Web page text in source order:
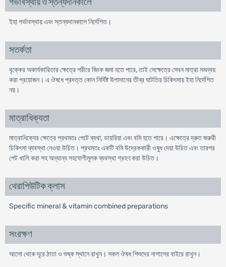
গর্ভাবস্থায় ও স্তন্যদানকালে
ইহা গর্ভাবস্থায় এবং স্তন্যদানকালে নিৰ্দেশিত।
সতর্কতা
বৃক্কের অকার্যকারিতার ক্ষেত্রে শরীরে জিংক জমা হতে পারে, তাই সেক্ষেত্রে সেবন মাত্রা সমন্বয়
করা প্রয়োজন। এ ঔষধে প্রদত্ত কোন নির্দিষ্ট উপাদানের তীব্র ঘাটতির চিকিৎসায় ইহা নির্দেশিত
নয়।
মাত্রাধিক্যতা
মাত্রাধিক্যের ক্ষেত্রে প্রথমতঃ পেটে ব্যথা, ডায়রিয়া এবং বমি হতে পারে। এক্ষেত্রে দ্রুত জরুরী
চিকিৎসা ব্যবস্থা নেওয়া উচিত। প্রথমতঃ একটি বমি উদ্রেককারী ওষুধ দেয়া উচিত এবং তারপর
পেট খালি করা সহ অন্যান্য সহযোগীমূলক ব্যবস্থা গ্রহণ করা উচিত।
থেরাপিউটিক ক্লাস
Specific mineral & vitamin combined preparations
সংরক্ষণ
আলো থেকে দূরে ঠাতা ও শুষ্ক স্থানে রাখুন। সকল ঔষধ শিশুদের নাগালের বাইরে রাখুন।